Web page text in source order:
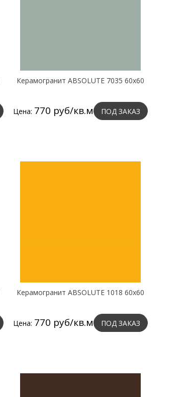
Керамогранит ABSOLUTE 7035 60х60
Цена: 770 руб/кв.м ПОД ЗАКАЗ
Керамогранит ABSOLUTE 1018 60х60
Цена: 770 руб/кв.м ПОД ЗАКАЗ